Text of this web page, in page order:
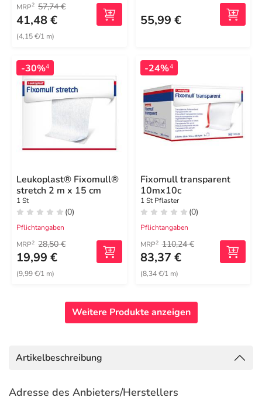
MRP2 57,74 €
41,48 €
(4,15 €/1 m)
55,99 €
-30%4
Leukoplast® Fixomull®
stretch 2 m x 15 cm
1 St
(0)
Pflichtangaben
MRP2 28,50 €
19,99 €
(9,99 €/1 m)
-24%4
Fixomull transparent
10mx10c
1 St Pflaster
(0)
Pflichtangaben
MRP2 110,24 €
83,37 €
(8,34 €/1 m)
Weitere Produkte anzeigen
Artikelbeschreibung
Adresse des Anbieters/Herstellers